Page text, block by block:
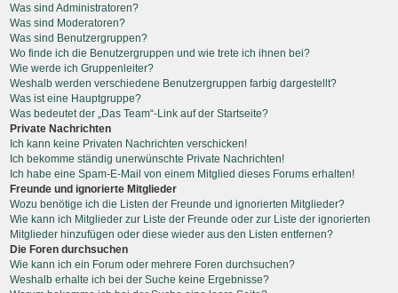
Was sind Administratoren?
Was sind Moderatoren?
Was sind Benutzergruppen?
Wo finde ich die Benutzergruppen und wie trete ich ihnen bei?
Wie werde ich Gruppenleiter?
Weshalb werden verschiedene Benutzergruppen farbig dargestellt?
Was ist eine Hauptgruppe?
Was bedeutet der „Das Team“-Link auf der Startseite?
Private Nachrichten
Ich kann keine Privaten Nachrichten verschicken!
Ich bekomme ständig unerwünschte Private Nachrichten!
Ich habe eine Spam-E-Mail von einem Mitglied dieses Forums erhalten!
Freunde und ignorierte Mitglieder
Wozu benötige ich die Listen der Freunde und ignorierten Mitglieder?
Wie kann ich Mitglieder zur Liste der Freunde oder zur Liste der ignorierten
Mitglieder hinzufügen oder diese wieder aus den Listen entfernen?
Die Foren durchsuchen
Wie kann ich ein Forum oder mehrere Foren durchsuchen?
Weshalb erhalte ich bei der Suche keine Ergebnisse?